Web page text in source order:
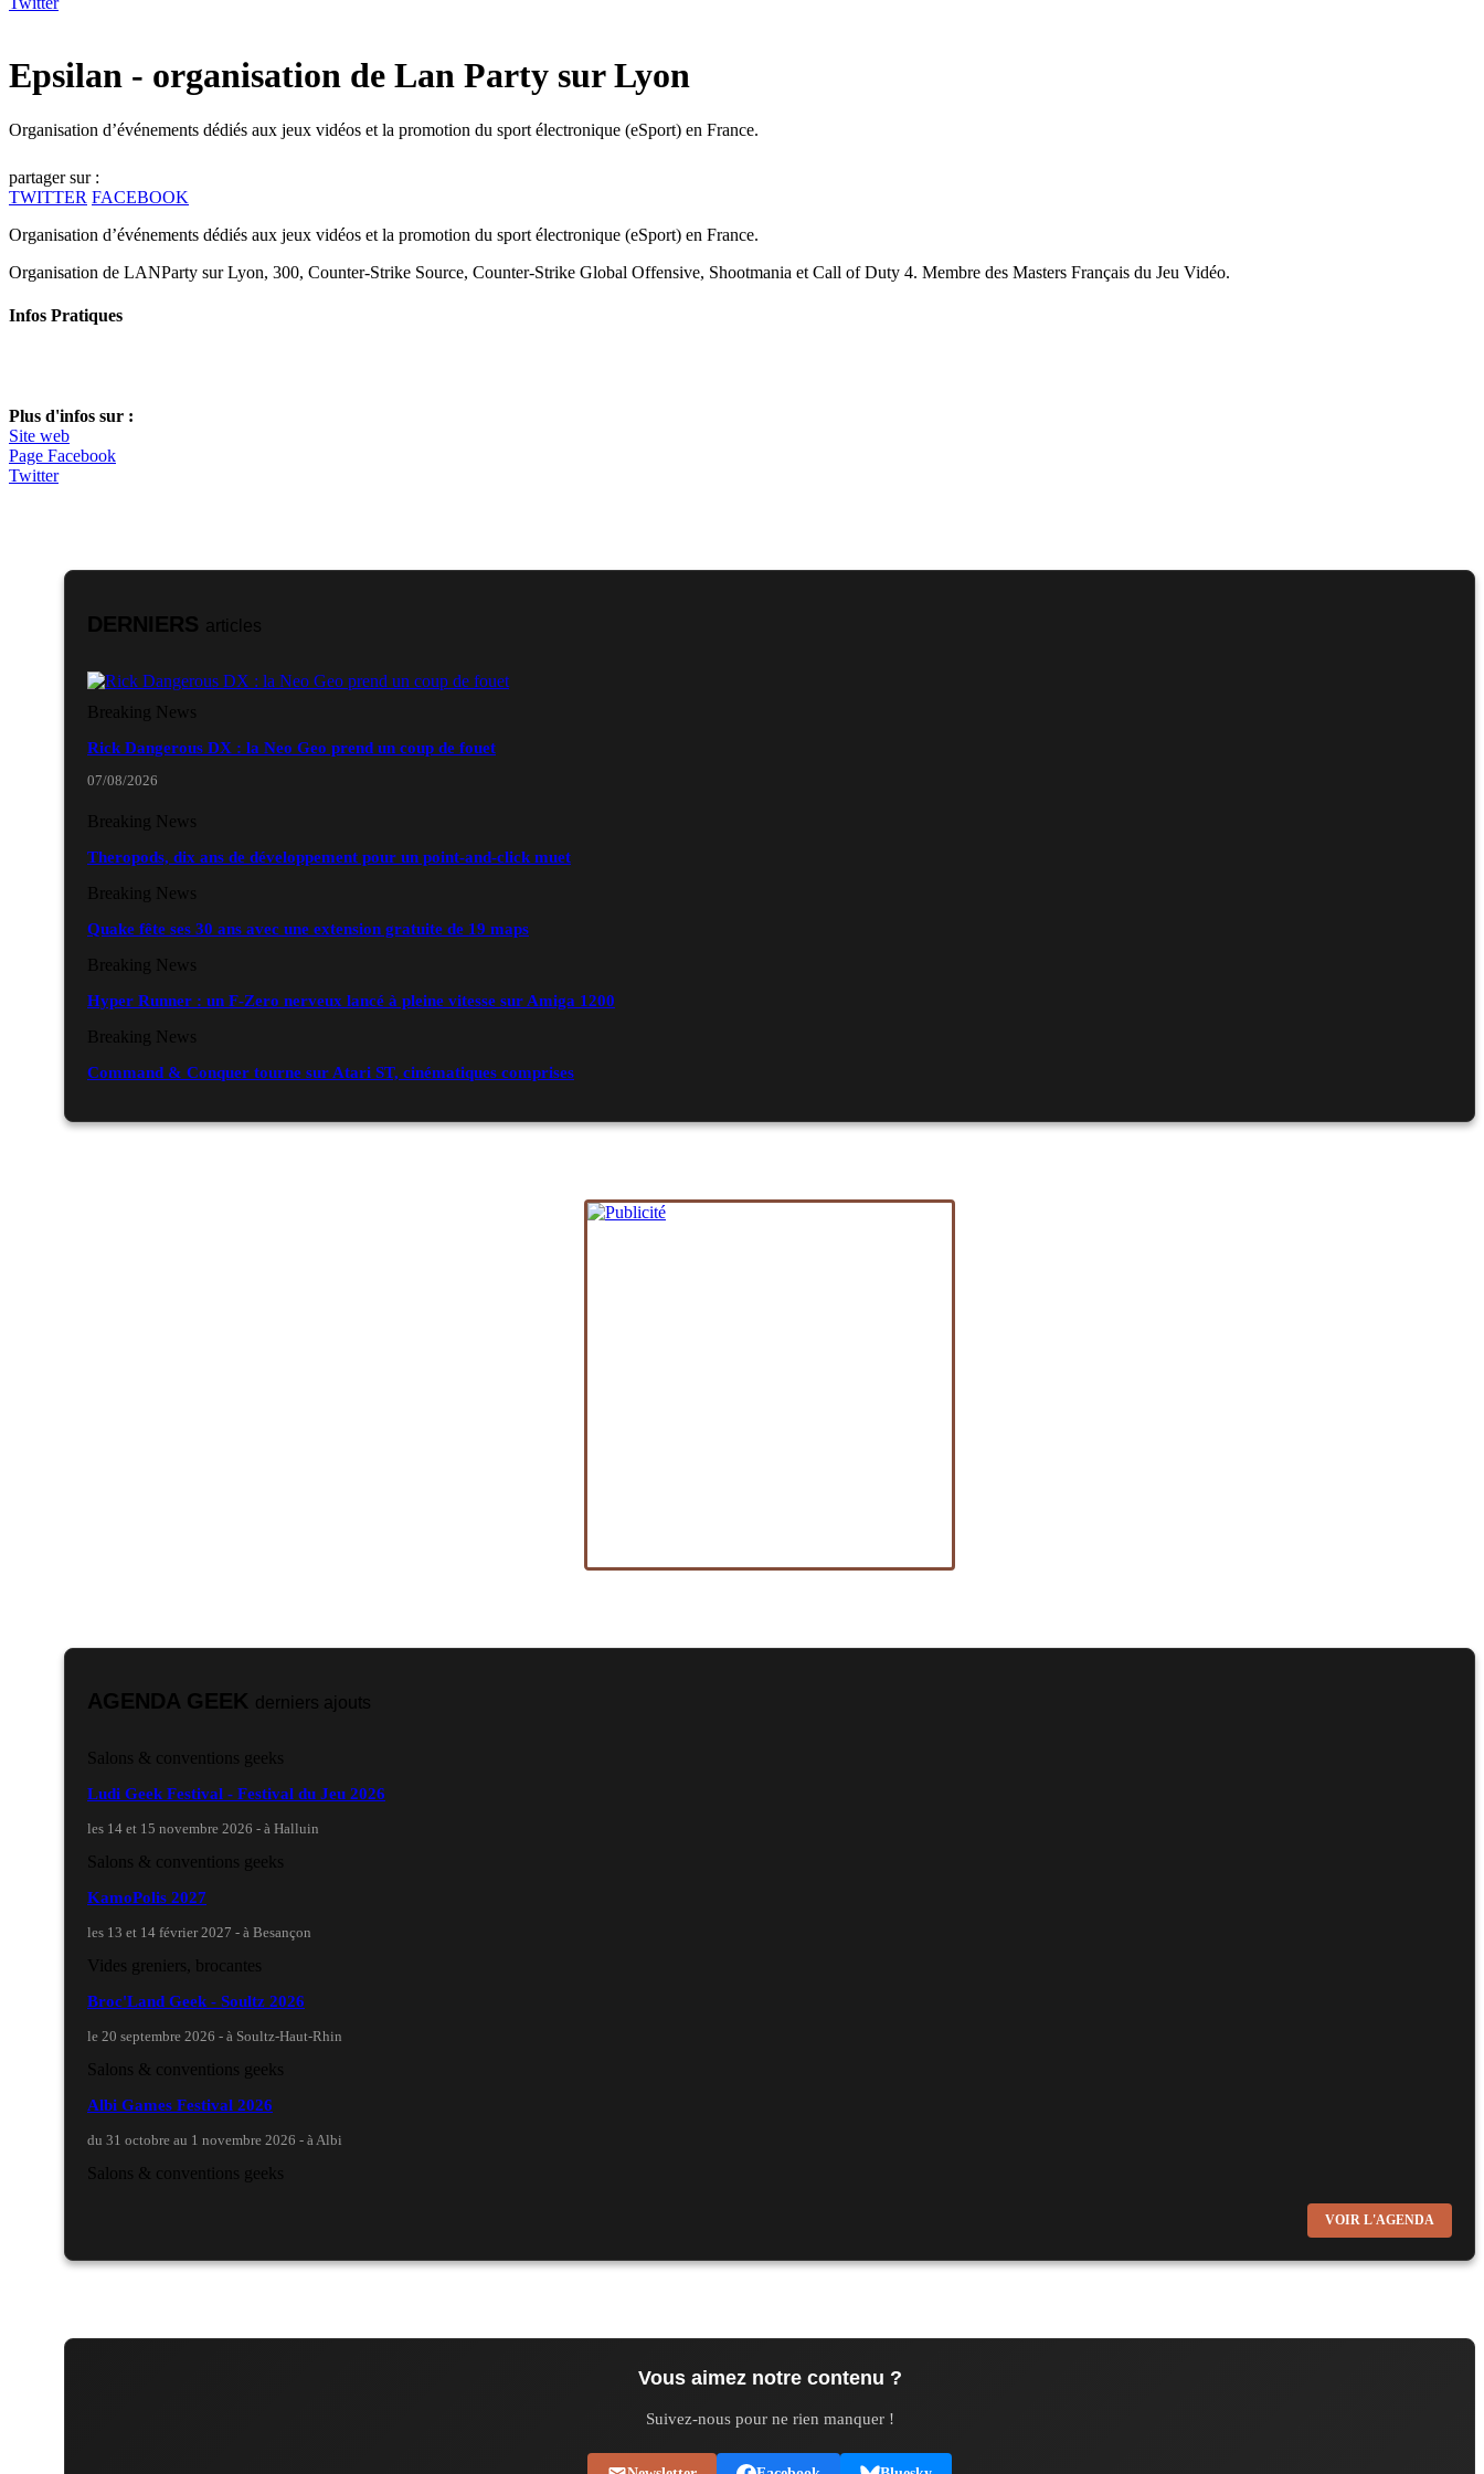
Epsilan - organisation de Lan Party sur Lyon
Organisation d’événements dédiés aux jeux vidéos et la promotion du sport électronique (eSport) en France.
partager sur :
TWITTER FACEBOOK
Organisation d’événements dédiés aux jeux vidéos et la promotion du sport électronique (eSport) en France.
Organisation de LANParty sur Lyon, 300, Counter-Strike Source, Counter-Strike Global Offensive, Shootmania et Call of Duty 4. Membre des Masters Français du Jeu Vidéo.
Infos Pratiques
Plus d'infos sur :
Site web
Page Facebook
Twitter
DERNIERS articles
Breaking News
Rick Dangerous DX : la Neo Geo prend un coup de fouet
07/08/2026
Breaking News
Theropods, dix ans de développement pour un point-and-click muet
Breaking News
Quake fête ses 30 ans avec une extension gratuite de 19 maps
Breaking News
Hyper Runner : un F-Zero nerveux lancé à pleine vitesse sur Amiga 1200
Breaking News
Command & Conquer tourne sur Atari ST, cinématiques comprises
AGENDA GEEK derniers ajouts
Salons & conventions geeks
Ludi Geek Festival - Festival du Jeu 2026
les 14 et 15 novembre 2026 - à Halluin
Salons & conventions geeks
KamoPolis 2027
les 13 et 14 février 2027 - à Besançon
Vides greniers, brocantes
Broc'Land Geek - Soultz 2026
le 20 septembre 2026 - à Soultz-Haut-Rhin
Salons & conventions geeks
Albi Games Festival 2026
du 31 octobre au 1 novembre 2026 - à Albi
Salons & conventions geeks
VOIR L'AGENDA
Vous aimez notre contenu ?
Suivez-nous pour ne rien manquer !